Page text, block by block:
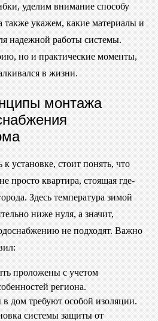
уделим внимание способу
также укажем, какие материалы и
надежной работы системы.
но и практические моменты,
в жизни.
монтажа
установке, стоит понять, что
просто квартира, стоящая где-
Здесь температура зимой
ниже нуля, а значит,
не подходят. Важно
проложены с учетом
региона.
дом требуют особой изоляции.
системы защиты от